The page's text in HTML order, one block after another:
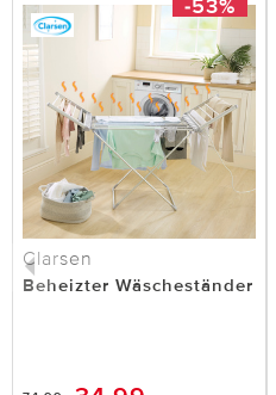
-53%
Clarsen
Beheizter Wäscheständer